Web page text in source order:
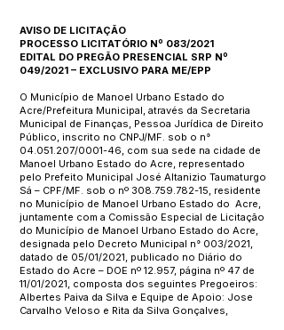
AVISO DE LICITAÇÃO
PROCESSO LICITATÓRIO Nº 083/2021
EDITAL DO PREGÃO PRESENCIAL SRP Nº
049/2021 – EXCLUSIVO PARA ME/EPP
O Município de Manoel Urbano Estado do
Acre/Prefeitura Municipal, através da Secretaria
Municipal de Finanças, Pessoa Jurídica de Direito
Público, inscrito no CNPJ/MF. sob o n°
04.051.207/0001-46, com sua sede na cidade de
Manoel Urbano Estado do Acre, representado
pelo Prefeito Municipal José Altanizio Taumaturgo
Sá – CPF/MF. sob o nº 308.759.782-15, residente
no Município de Manoel Urbano Estado do Acre,
juntamente com a Comissão Especial de Licitação
do Município de Manoel Urbano Estado do Acre,
designada pelo Decreto Municipal n° 003/2021,
datado de 05/01/2021, publicado no Diário do
Estado do Acre – DOE nº 12.957, página nº 47 de
11/01/2021, composta dos seguintes Pregoeiros:
Albertes Paiva da Silva e Equipe de Apoio: Jose
Carvalho Veloso e Rita da Silva Gonçalves,